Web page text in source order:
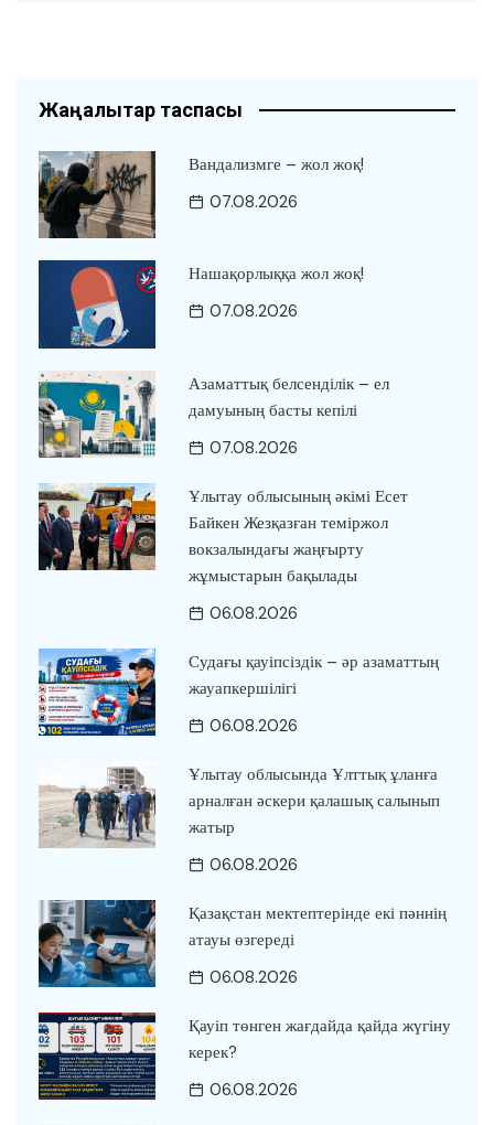
Жаңалықтар таспасы
Вандализмге – жол жоқ!
07.08.2026
Нашақорлыққа жол жоқ!
07.08.2026
Азаматтық белсенділік – ел
дамуының басты кепілі
07.08.2026
Ұлытау облысының әкімі Есет
Байкен Жезқазған теміржол
вокзалындағы жаңғырту
жұмыстарын бақылады
06.08.2026
Судағы қауіпсіздік – әр азаматтың
жауапкершілігі
06.08.2026
Ұлытау облысында Ұлттық ұланға
арналған әскери қалашық салынып
жатыр
06.08.2026
Қазақстан мектептерінде екі пәннің
атауы өзгереді
06.08.2026
Қауіп төнген жағдайда қайда жүгіну
керек?
06.08.2026